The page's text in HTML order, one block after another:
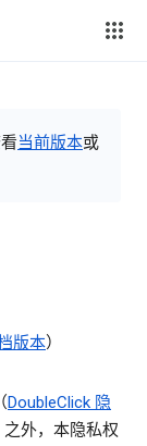
当前版本或
版本）
DoubleClick 隐
之外，本隐私权